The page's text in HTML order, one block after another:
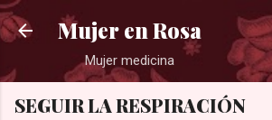
Ir al contenido principal
Mujer en Rosa
Mujer medicina
SEGUIR LA RESPIRACIÓN